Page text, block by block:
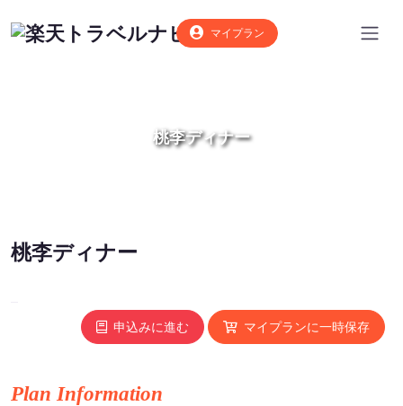
マイプラン
桃李ディナー
桃李ディナー
申込みに進む マイプランに一時保存
Plan Information